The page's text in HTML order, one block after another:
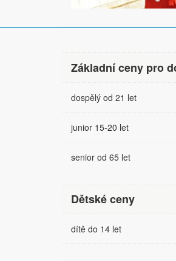
Základní ceny pro
dospělý od 21 let
junior 15-20 let
senior od 65 let
Dětské ceny
dítě do 14 let